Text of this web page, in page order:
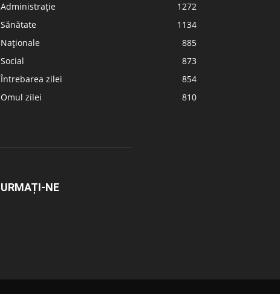
Administrație
1272
Sănătate
1134
Naționale
885
Social
873
Întrebarea zilei
854
Omul zilei
810
URMAȚI-NE